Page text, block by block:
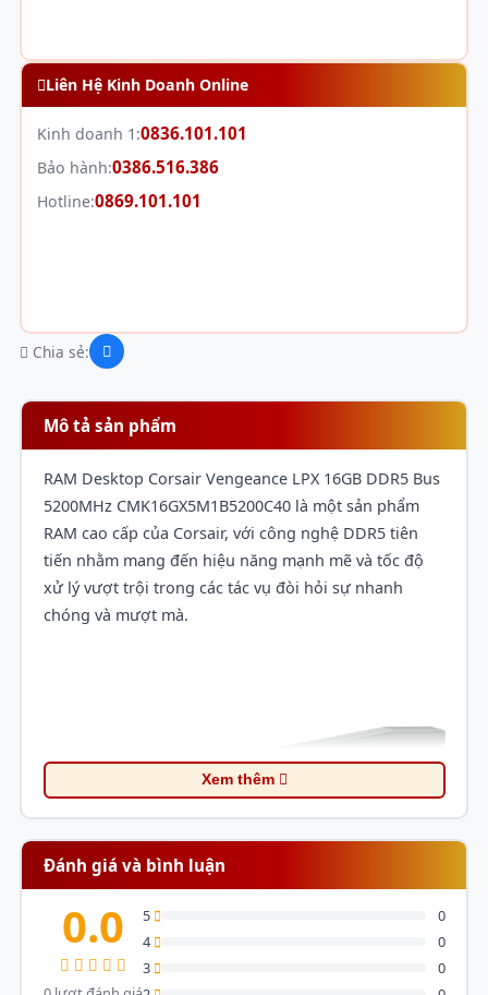
Liên Hệ Kinh Doanh Online
Kinh doanh 1:0836.101.101
Bảo hành:0386.516.386
Hotline:0869.101.101
Chia sẻ:
Mô tả sản phẩm
RAM Desktop Corsair Vengeance LPX 16GB DDR5 Bus
5200MHz CMK16GX5M1B5200C40 là một sản phẩm
RAM cao cấp của Corsair, với công nghệ DDR5 tiên
tiến nhằm mang đến hiệu năng mạnh mẽ và tốc độ
xử lý vượt trội trong các tác vụ đòi hỏi sự nhanh
chóng và mượt mà.
Xem thêm
Đánh giá và bình luận
0.0 5
0
4
0
3
0